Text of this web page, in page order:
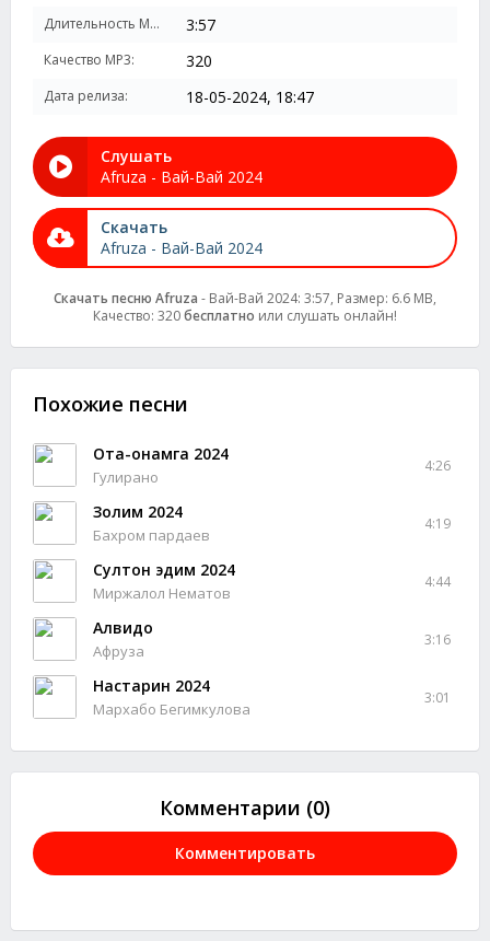
Длительность MP3: 3:57
Качество MP3: 320
Дата релиза: 18-05-2024, 18:47
Слушать
Afruza - Вай-Вай 2024
Скачать
Afruza - Вай-Вай 2024
Скачать песню Afruza - Вай-Вай 2024: 3:57, Размер: 6.6 MB,
Качество: 320бесплатно или слушать онлайн!
Похожие песни
Ота-онамга 2024
Гулирано
4:26
Золим 2024
Бахром пардаев
4:19
Султон эдим 2024
Миржалол Нематов
4:44
Алвидо
Афруза
3:16
Настарин 2024
Мархабо Бегимкулова
3:01
Комментарии (0)
Комментировать